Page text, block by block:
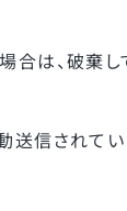
は、破棄し
送信されて